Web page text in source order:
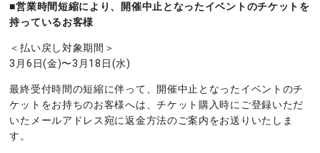
■営業時間短縮により、開催中止となったイベントのチケットを
持っているお客様
＜払い戻し対象期間＞
3月6日(金)〜3月18日(水)
最終受付時間の短縮に伴って、開催中止となったイベントのチ
ケットをお持ちのお客様へは、チケット購入時にご登録いただ
いたメールアドレス宛に返金方法のご案内をお送りいたしま
す。